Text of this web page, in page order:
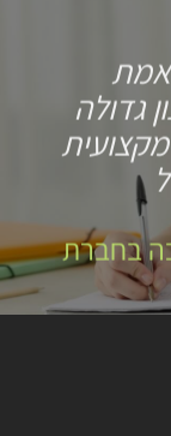
גדולה
בחברת